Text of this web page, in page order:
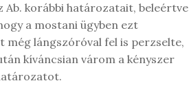
korábbi határozatait, beleértve
a mostani ügyben ezt
még lángszóróval fel is perzselte,
kíváncsian várom a kényszer